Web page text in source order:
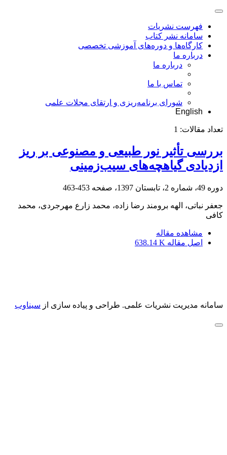
فهرست نشریات
سامانه نشر کتاب
کارگاه‌ها و دوره‌های آموزشی تخصصی
درباره ما
درباره ما
تماس با ما
شورای برنامه‌ریزی و ارتقای مجلات علمی
English
تعداد مقالات: 1
بررسی تأثیر نور طبیعی و مصنوعی بر ریز
ازدیادی گیاهچه‌های سیب‌زمینی
دوره 49، شماره 2، تابستان 1397، صفحه 453-463
جعفر نباتی، الهه برومند رضا زاده، محمد زارع مهرجردی، محمد
کافی
مشاهده مقاله
اصل مقاله 638.14 K
سامانه مدیریت نشریات علمی. طراحی و پیاده سازی از سیناوب